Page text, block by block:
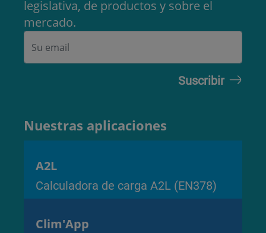
legislativa, de productos y sobre el
mercado.
Nuestras aplicaciones
A2L
Calculadora de carga A2L (EN378)
Clim'App